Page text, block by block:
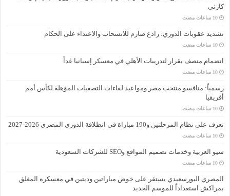
كارثي
‏10 ساعات مضت
تشديد عقوبات الدوري: رادع صارم للانسحاب والاعتداء على الحكام
‏10 ساعات مضت
انضمام منصف بقرار لتدريبات الأهلي في معسكر إسبانيا غداً
‏10 ساعات مضت
رسمياً: منافسو منتخب مصر ومواعيد لقاءات التصفيات المؤهلة لكأس أمم
أفريقيا
‏10 ساعات مضت
تعرف على نظام المرحلتين و190 مباراة في انطلاقة الدوري المصري 2026-2027
‏10 ساعات مضت
سيو العربية وخدمات تصميم المواقع وSEO للشركات السعودية
‏10 ساعات مضت
المصري البورسعيدي يستقر على خوض مباراتين وديتين في معسكره المغلق
بمراكش استعداداً للموسم الجديد